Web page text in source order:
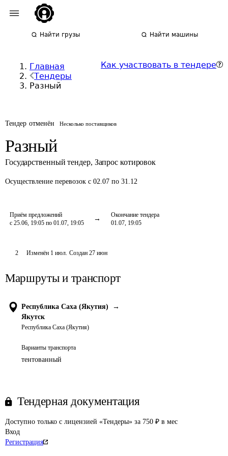
Найти грузы Найти машины
Главная
Тендеры
Разный
Как участвовать в тендере
Тендер отменён Несколько поставщиков
Разный
Государственный тендер, Запрос котировок
Осуществление перевозок с 02.07 по 31.12
Приём предложений
с 25.06, 19:05 по 01.07, 19:05
Окончание тендера
01.07, 19:05
2 Изменён 1 июл. Создан 27 июн
Маршруты и транспорт
Республика Саха (Якутия)
→
Якутск
Республика Саха (Якутия)
Варианты транспорта
тентованный
Тендерная документация
Доступно только с лицензией «Тендеры» за 750 ₽ в мес
Вход
Регистрация